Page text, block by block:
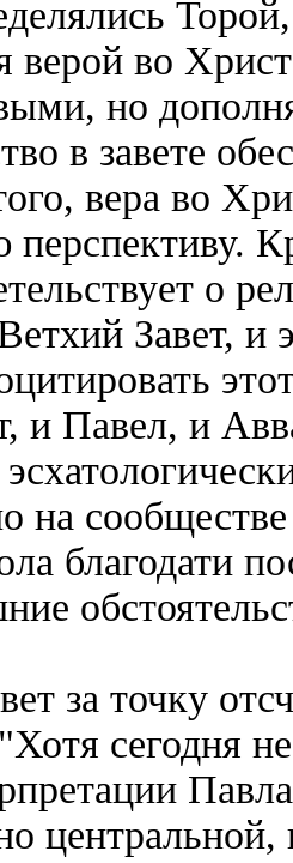
верой во
но
в завете
вера во
о
Завет, и
и Павел, и
на
благодати
за точку
сегодня